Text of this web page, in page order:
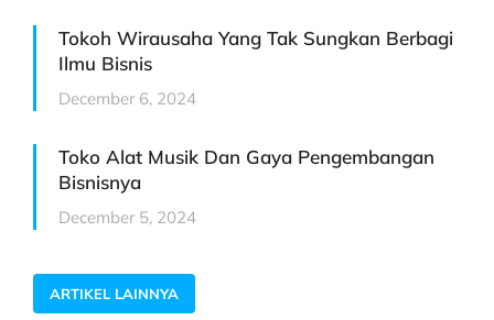
Tokoh Wirausaha Yang Tak Sungkan Berbagi
Ilmu Bisnis
December 6, 2024
Toko Alat Musik Dan Gaya Pengembangan
Bisnisnya
December 5, 2024
ARTIKEL LAINNYA